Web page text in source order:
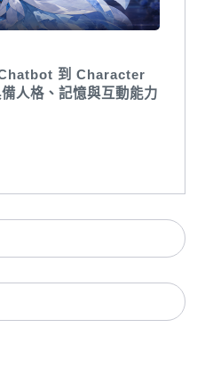
Chatbot 到 Character
人格、記憶與互動能力